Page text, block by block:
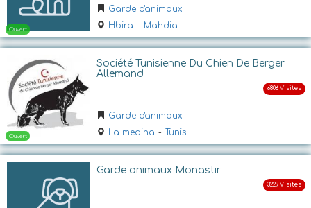
Ouvert
Garde d'animaux
Hbira - Mahdia
Société Tunisienne Du Chien De Berger
Allemand
Garde d'animaux
La medina - Tunis
Garde animaux Monastir